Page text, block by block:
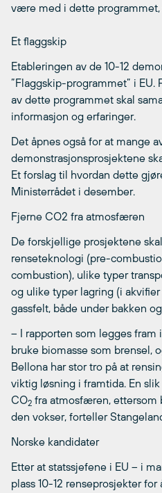
være med i dette programmet,
Et flaggskip
Etableringen av de 10-12
”Flaggskip-programmet” i
av dette programmet skal
informasjon og erfaringer.
Det åpnes også for at mange
demonstrasjonsprosjektene
Et forslag til hvordan dette
Ministerrådet i desember.
Fjerne CO2 fra atmosfæren
De forskjellige prosjektene
renseteknologi (pre-
combustion), ulike typer
og ulike typer lagring (i
gassfelt, både under bakken
– I rapporten som legges fram
bruke biomasse som brensel,
Bellona har stor tro på at
viktig løsning i framtida. En
CO2 fra atmosfæren, ettersom
den vokser, forteller
Norske kandidater
Etter at statssjefene i EU – i
plass 10-12 renseprosjekter